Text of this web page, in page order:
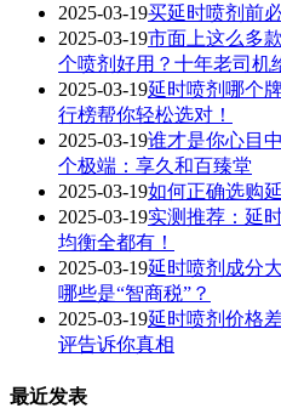
2025-03-19买延时喷剂前
2025-03-19市面上这么多
个喷剂好用？十年老司机
2025-03-19延时喷剂哪个
行榜帮你轻松选对！
2025-03-19谁才是你心目
个极端：享久和百臻堂
2025-03-19如何正确选购
2025-03-19实测推荐：延
均衡全都有！
2025-03-19延时喷剂成分
哪些是“智商税”？
2025-03-19延时喷剂价格
评告诉你真相
最近发表